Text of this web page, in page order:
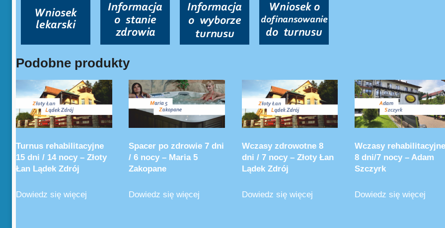
Podobne produkty
Turnus rehabilitacyjne
15 dni / 14 nocy – Złoty
Łan Lądek Zdrój
Dowiedz się więcej
Spacer po zdrowie 7 dni
/ 6 nocy – Maria 5
Zakopane
Dowiedz się więcej
Wczasy zdrowotne 8
dni / 7 nocy – Złoty Łan
Lądek Zdrój
Dowiedz się więcej
Wczasy rehabilitacyjne
8 dni/7 nocy – Adam
Szczyrk
Dowiedz się więcej